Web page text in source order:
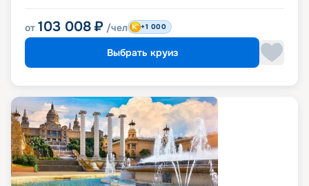
от 103 008 ₽ /чел +1 000
Выбрать круиз